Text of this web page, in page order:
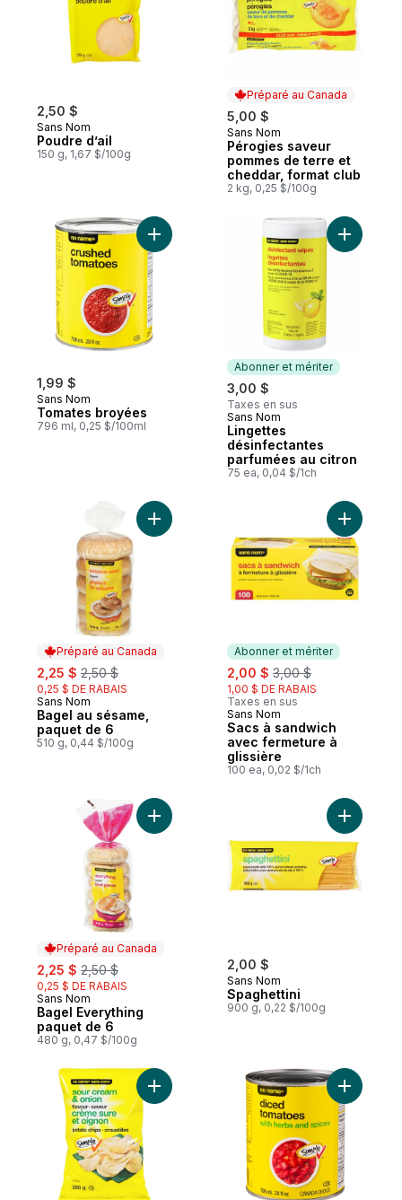
2,50 $
Sans Nom
Poudre d’ail
150 g, 1,67 $/100g
Préparé au Canada
5,00 $
Préparé au Canada
Sans Nom
Pérogies saveur
pommes de terre et
cheddar, format club
2 kg, 0,25 $/100g
1,99 $
Sans Nom
Tomates broyées
796 ml, 0,25 $/100ml
Ajouter Tomates broyées au panier
Abonner et mériter
3,00 $
Taxes en sus
Abonner et mériter
Sans Nom
Lingettes
désinfectantes
parfumées au citron
75 ea, 0,04 $/1ch
Ajouter
Préparé au Canada
sale:
2,25 $ , formerly:
2,50 $
0,25 $ DE RABAIS
Préparé au Canada
Sans Nom
Bagel au sésame,
paquet de 6
510 g, 0,44 $/100g
Ajouter Bagel au sésame, paquet de 6
Abonner et mériter
sale:
2,00 $ , formerly:
3,00 $
1,00 $ DE RABAIS
Taxes en sus
Abonner et mériter
Sans Nom
Sacs à sandwich
avec fermeture à
glissière
100 ea, 0,02 $/1ch
Ajouter
Préparé au Canada
sale:
2,25 $ , formerly:
2,50 $
0,25 $ DE RABAIS
Préparé au Canada
Sans Nom
Bagel Everything
paquet de 6
480 g, 0,47 $/100g
Ajouter Bagel Everything paquet de 6 au
2,00 $
Sans Nom
Spaghettini
900 g, 0,22 $/100g
Ajouter
Ajouter Croustilles, saveur crème sure et